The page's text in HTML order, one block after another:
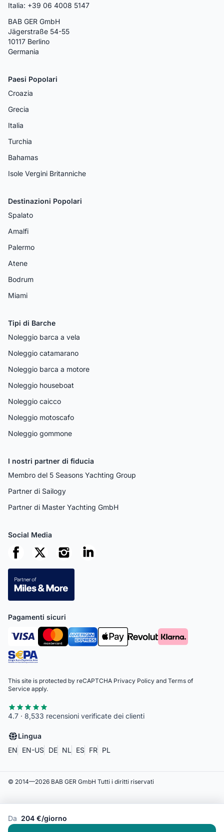
Da 204 €/giorno
Italia: +39 06 4008 5147
BAB GER GmbH
Jägerstraße 54-55
10117 Berlino
Germania
Paesi Popolari
Croazia
Grecia
Italia
Turchia
Bahamas
Isole Vergini Britanniche
Destinazioni Popolari
Spalato
Amalfi
Palermo
Atene
Bodrum
Miami
Tipi di Barche
Noleggio barca a vela
Noleggio catamarano
Noleggio barca a motore
Noleggio houseboat
Noleggio caicco
Noleggio motoscafo
Noleggio gommone
I nostri partner di fiducia
Membro del 5 Seasons Yachting Group
Partner di Sailogy
Partner di Master Yachting GmbH
Social Media
Pagamenti sicuri
This site is protected by reCAPTCHA Privacy Policy and Terms of
Service apply.
4.7 · 8,533 recensioni verificate dei clienti
Lingua
EN
EN-US DE NL ES FR PL
© 2014—2026 BAB GER GmbH Tutti i diritti riservati